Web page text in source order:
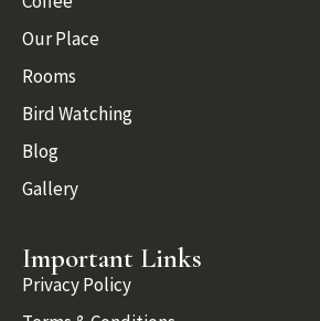
Our Place
Rooms
Bird Watching
Blog
Gallery
Important Links
Privacy Policy